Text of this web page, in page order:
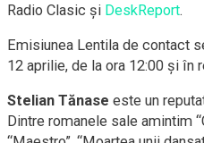
Radio Clasic și DeskReport.
Emisiunea Lentila de contact
12 aprilie, de la ora 12:00 și în
Stelian Tănase este un
Dintre romanele sale amintim